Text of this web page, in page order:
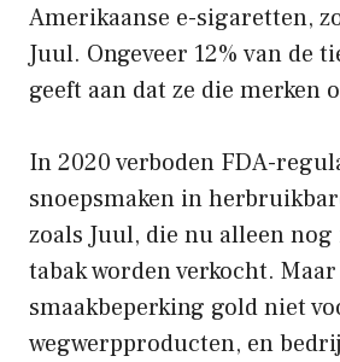
Amerikaanse e-sigaretten,
Juul. Ongeveer 12% van de
geeft aan dat ze die merken
In 2020 verboden FDA-
snoepsmaken in
zoals Juul, die nu alleen
tabak worden verkocht. Maar
smaakbeperking gold niet
wegwerpproducten, en